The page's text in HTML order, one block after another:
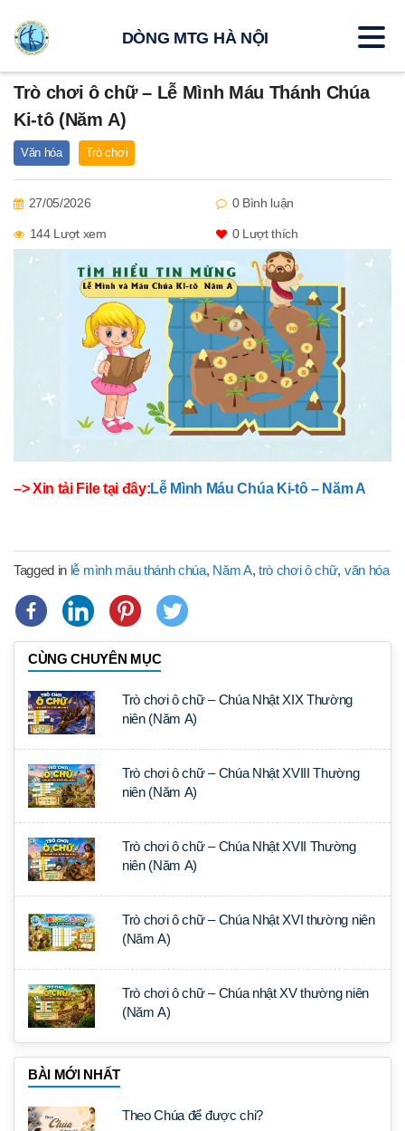
Trò chơi ô chữ – Lễ Mình Máu Thánh Chúa
Ki-tô (Năm A)
Văn hóa Trò chơi
27/05/2026 0 Bình luận
144 Lượt xem 0Lượt thích
–> Xin tải File tại đây:Lễ Mình Máu Chúa Ki-tô – Năm A
Tagged in lễ mình máu thánh chúa, Năm A, trò chơi ô chữ, văn hóa
CÙNG CHUYÊN MỤC
Trò chơi ô chữ – Chúa Nhật XIX Thường
niên (Năm A)
Trò chơi ô chữ – Chúa Nhật XVIII Thường
niên (Năm A)
Trò chơi ô chữ – Chúa Nhật XVII Thường
niên (Năm A)
Trò chơi ô chữ – Chúa Nhật XVI thường niên
(Năm A)
Trò chơi ô chữ – Chúa nhật XV thường niên
(Năm A)
BÀI MỚI NHẤT
Theo Chúa để được chi?
DÒNG MTG HÀ NỘI